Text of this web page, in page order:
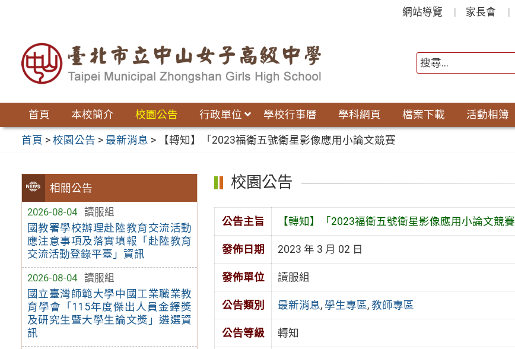
網站導覽 家長會
首頁 本校簡介 校園公告 行政單位 學校行事曆 學科網頁 檔案下載 活動相簿
首頁 >校園公告 > 最新消息 > 【轉知】「2023福衛五號衛星影像應用小論文競賽
相關公告
2026-08-04
讀服組
國教署學校辦理赴陸教育交流活動
應注意事項及落實填報「赴陸教育
交流活動登錄平臺」資訊
2026-08-04
讀服組
國立臺灣師範大學中國工業職業教
育學會「115年度傑出人員金鐸獎
及研究生暨大學生論文獎」遴選資
訊
校園公告
公告主旨 【轉知】「2023福衛五號衛星影像應用小論文競賽
發佈日期 2023 年 3 月 02 日
發佈單位 讀服組
公告類別 最新消息, 學生專區, 教師專區
公告等級 轉知